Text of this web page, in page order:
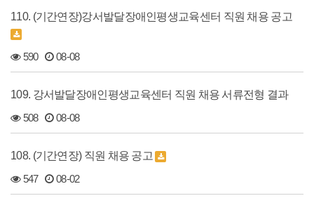
110. (기간연장)강서발달장애인평생교육센터 직원 채용 공고
590 08-08
109. 강서발달장애인평생교육센터 직원 채용 서류전형 결과
508 08-08
108. (기간연장) 직원 채용 공고
547 08-02